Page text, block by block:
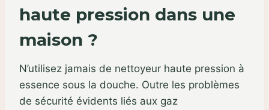
haute pression dans une
maison ?
N’utilisez jamais de nettoyeur haute pression à
essence sous la douche. Outre les problèmes
de sécurité évidents liés aux gaz